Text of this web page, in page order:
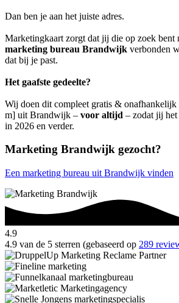
Dan ben je aan het juiste adres.
Marketingkaart zorgt dat jij die op zoek bent
marketing bureau Brandwijk verbonden
dat bij je past.
Het gaafste gedeelte?
Wij doen dit compleet gratis & onafhankelijk
m] uit Brandwijk – voor altijd – zodat jij
in 2026 en verder.
Marketing Brandwijk gezocht?
Een marketing bureau uit Brandwijk vinden
4.9
4.9 van de 5 sterren (gebaseerd op 289